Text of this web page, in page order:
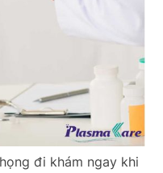
đi khám ngay khi